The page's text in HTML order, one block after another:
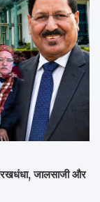
जालसाजी और